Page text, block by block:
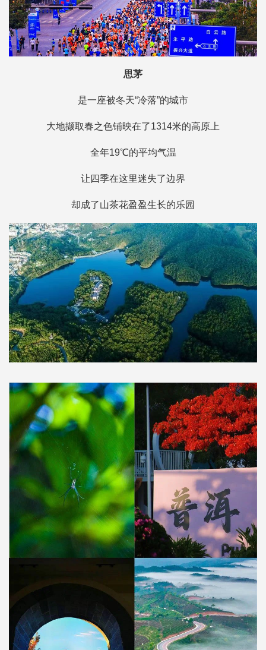
思茅
是一座被冬天“冷落”的城市
大地撷取春之色铺映在了1314米的高原上
全年19℃的平均气温
让四季在这里迷失了边界
却成了山茶花盈盈生长的乐园